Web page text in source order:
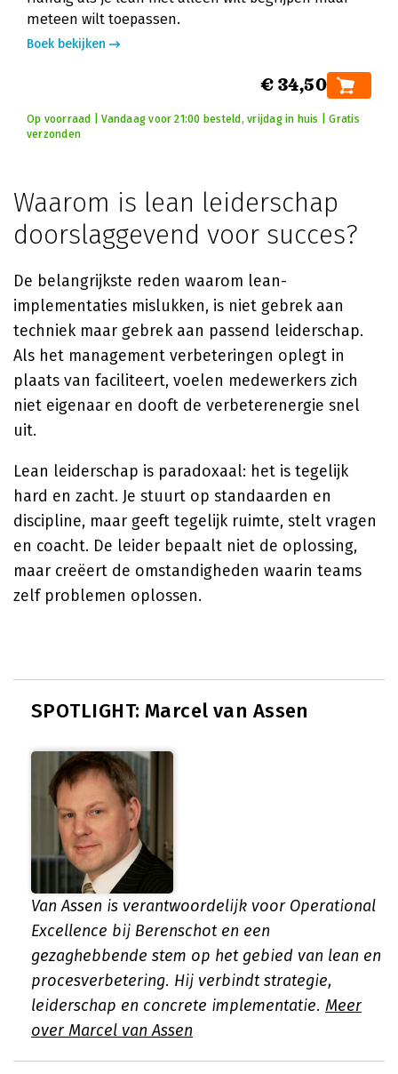
meteen wilt toepassen.
Boek bekijken
€ 34,50
Op voorraad | Vandaag voor 21:00 besteld, vrijdag in huis | Gratis
verzonden
Waarom is lean leiderschap
doorslaggevend voor succes?
De belangrijkste reden waarom lean-
implementaties mislukken, is niet gebrek aan
techniek maar gebrek aan passend leiderschap.
Als het management verbeteringen oplegt in
plaats van faciliteert, voelen medewerkers zich
niet eigenaar en dooft de verbeterenergie snel
uit.
Lean leiderschap is paradoxaal: het is tegelijk
hard en zacht. Je stuurt op standaarden en
discipline, maar geeft tegelijk ruimte, stelt vragen
en coacht. De leider bepaalt niet de oplossing,
maar creëert de omstandigheden waarin teams
zelf problemen oplossen.
SPOTLIGHT: Marcel van Assen
Van Assen is verantwoordelijk voor Operational
Excellence bij Berenschot en een
gezaghebbende stem op het gebied van lean en
procesverbetering. Hij verbindt strategie,
leiderschap en concrete implementatie. Meer
over Marcel van Assen